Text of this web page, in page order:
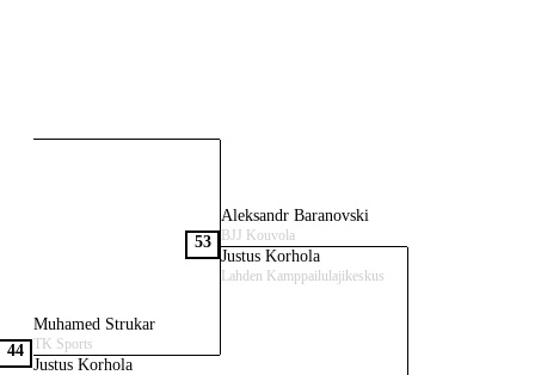
Muhamed Strukar
TK Sports
44
Justus Korhola
Aleksandr Baranovski
BJJ Kouvola
53
Justus Korhola
Lahden Kamppailulajikeskus